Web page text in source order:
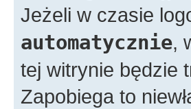
Jeżeli w czasie
automatycznie,
tej witrynie będzie
Zapobiega to